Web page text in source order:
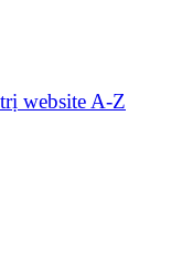
website A-Z